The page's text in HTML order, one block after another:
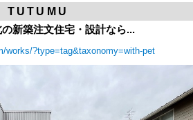
TUTUMU
新築注文住宅・設計なら...
works/?type=tag&taxonomy=with-pet